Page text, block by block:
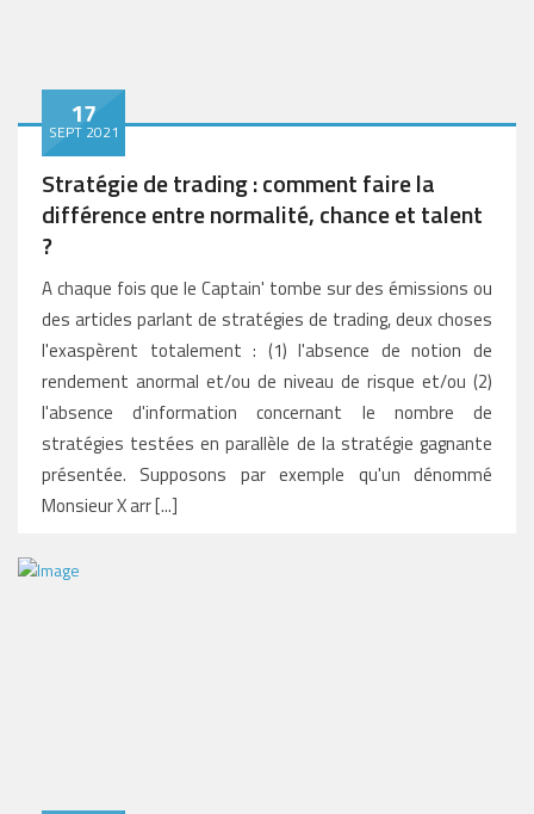
17
SEPT 2021
Stratégie de trading : comment faire la
différence entre normalité, chance et talent
?
A chaque fois que le Captain' tombe sur des émissions ou
des articles parlant de stratégies de trading, deux choses
l'exaspèrent totalement : (1) l'absence de notion de
rendement anormal et/ou de niveau de risque et/ou (2)
l'absence d'information concernant le nombre de
stratégies testées en parallèle de la stratégie gagnante
présentée. Supposons par exemple qu'un dénommé
Monsieur X arr [...]